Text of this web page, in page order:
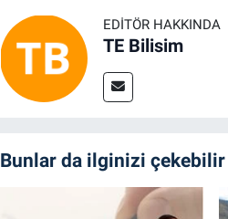
EDITÖR HAKKINDA
TE Bilisim
Bunlar da ilginizi çekebilir